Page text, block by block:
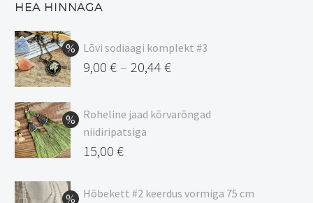
HEA HINNAGA
Lõvi sodiaagi komplekt #3
9,00 € – 20,44 €
9,00 €
kuni
20,44 €
Roheline jaad kõrvarõngad
niidiripatsiga
Algne
oli:
15,00 €
hind
Hõbekett #2 keerdus vormiga 75 cm